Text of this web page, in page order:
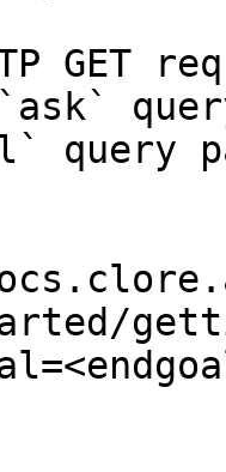
GET
query